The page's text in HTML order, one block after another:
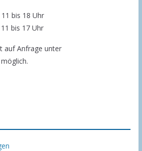
bis 18 Uhr
bis 17 Uhr
auf Anfrage unter